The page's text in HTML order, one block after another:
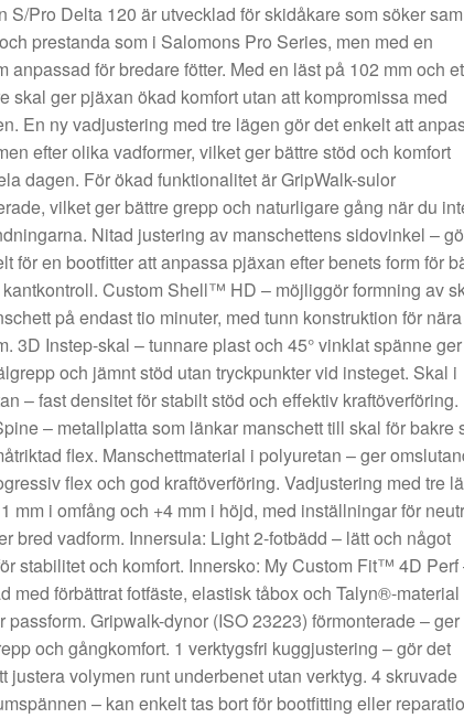
S/Pro Delta 120 är utvecklad för skidåkare som söker
prestanda som i Salomons Pro Series, men med en
anpassad för bredare fötter. Med en läst på 102 mm och
skal ger pjäxan ökad komfort utan att kompromissa med
En ny vadjustering med tre lägen gör det enkelt att
efter olika vadformer, vilket ger bättre stöd och komfort
dagen. För ökad funktionalitet är GripWalk-sulor
vilket ger bättre grepp och naturligare gång när du
Nitad justering av manschettens sidovinkel –
för en bootfitter att anpassa pjäxan efter benets form för
Custom Shell™ HD – möjliggör formning av
på endast tio minuter, med tunn konstruktion för nära
3D Instep-skal – tunnare plast och 45° vinklat spänne ger
och jämnt stöd utan tryckpunkter vid insteget. Skal i
– fast densitet för stabilt stöd och effektiv kraftöverföring.
– metallplatta som länkar manschett till skal för bakre
flex. Manschettmaterial i polyuretan – ger
flex och god kraftöverföring. Vadjustering med tre
mm i omfång och +4 mm i höjd, med inställningar för
bred vadform. Innersula: Light 2-fotbädd – lätt och något
stabilitet och komfort. Innersko: My Custom Fit™ 4D Perf
med förbättrat fotfäste, elastisk tåbox och Talyn®-material
passform. Gripwalk-dynor (ISO 23223) förmonterade – ger
och gångkomfort. 1 verktygsfri kuggjustering – gör det
justera volymen runt underbenet utan verktyg. 4 skruvade
– kan enkelt tas bort för bootfitting eller